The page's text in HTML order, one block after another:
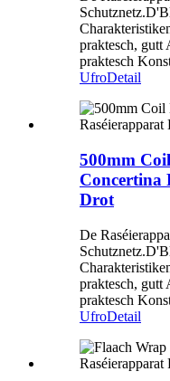
praktesch, gutt
praktesch
UfroDetail
500mm
Concertina
Drot
De
praktesch, gutt
praktesch
UfroDetail